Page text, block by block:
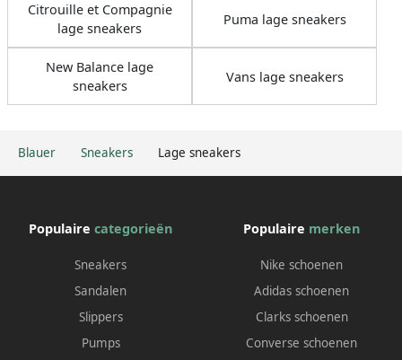
Blauer Sneakers Lage sneakers
Citrouille et Compagnie
lage sneakers
Puma lage sneakers
New Balance lage
sneakers
Vans lage sneakers
Populaire categorieën
Sneakers
Sandalen
Slippers
Pumps
Populaire merken
Nike schoenen
Adidas schoenen
Clarks schoenen
Converse schoenen